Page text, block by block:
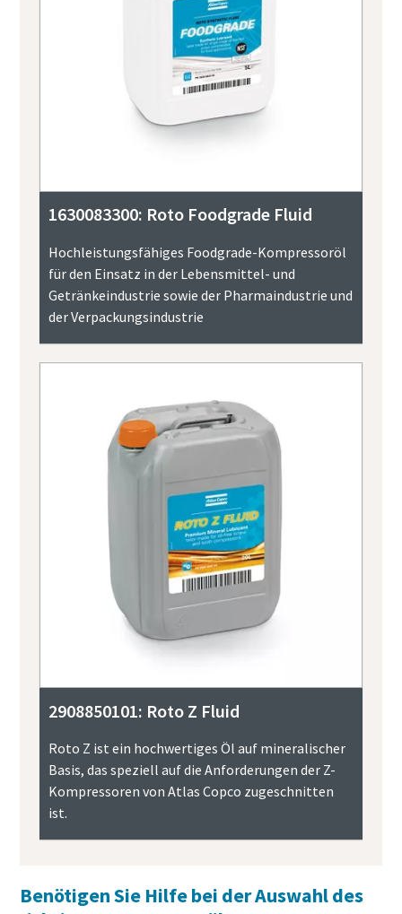
1630083300: Roto Foodgrade Fluid
Hochleistungsfähiges Foodgrade-Kompressoröl
für den Einsatz in der Lebensmittel- und
Getränkeindustrie sowie der Pharmaindustrie und
der Verpackungsindustrie
2908850101: Roto Z Fluid
Roto Z ist ein hochwertiges Öl auf mineralischer
Basis, das speziell auf die Anforderungen der Z-
Kompressoren von Atlas Copco zugeschnitten
ist.
Benötigen Sie Hilfe bei der Auswahl des